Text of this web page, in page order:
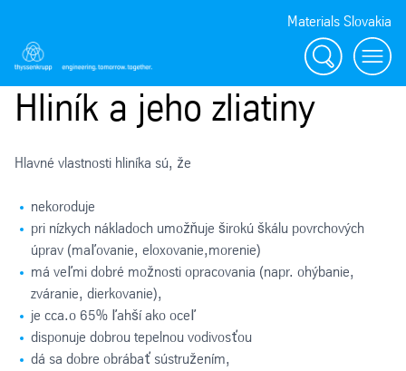
Materials Slovakia
Vyhľadávanie
Menu
Hliník a jeho zliatiny
Hlavné vlastnosti hliníka sú, že
nekoroduje
pri nízkych nákladoch umožňuje širokú škálu povrchových
úprav (maľovanie, eloxovanie,morenie)
má veľmi dobré možnosti opracovania (napr. ohýbanie,
zváranie, dierkovanie),
je cca.o 65% ľahší ako oceľ
disponuje dobrou tepelnou vodivosťou
dá sa dobre obrábať sústružením,